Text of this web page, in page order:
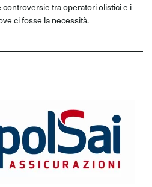
tra operatori olistici e i
ci fosse la necessità.